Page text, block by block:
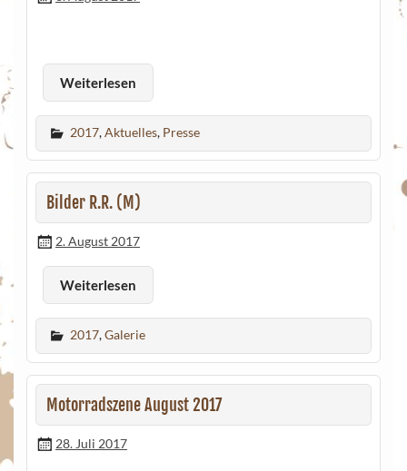
Weiterlesen
2017,Aktuelles, Presse
Bilder R.R. (M)
2. August 2017
Weiterlesen
2017,Galerie
Motorradszene August 2017
28. Juli 2017